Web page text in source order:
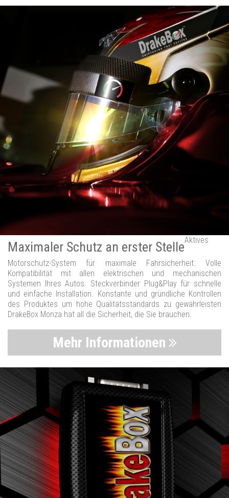
Maximaler Schutz an erster StelleAktives
Motorschutz-System für maximale Fahrsicherheit. Volle
Kompatibilität mit allen elektrischen und mechanischen
Systemen Ihres Autos. Steckverbinder Plug&Play für schnelle
und einfache Installation. Konstante und gründliche Kontrollen
des Produktes um hohe Qualitätsstandards zu gewährleisten
DrakeBox Monza hat all die Sicherheit, die Sie brauchen.
Mehr Informationen